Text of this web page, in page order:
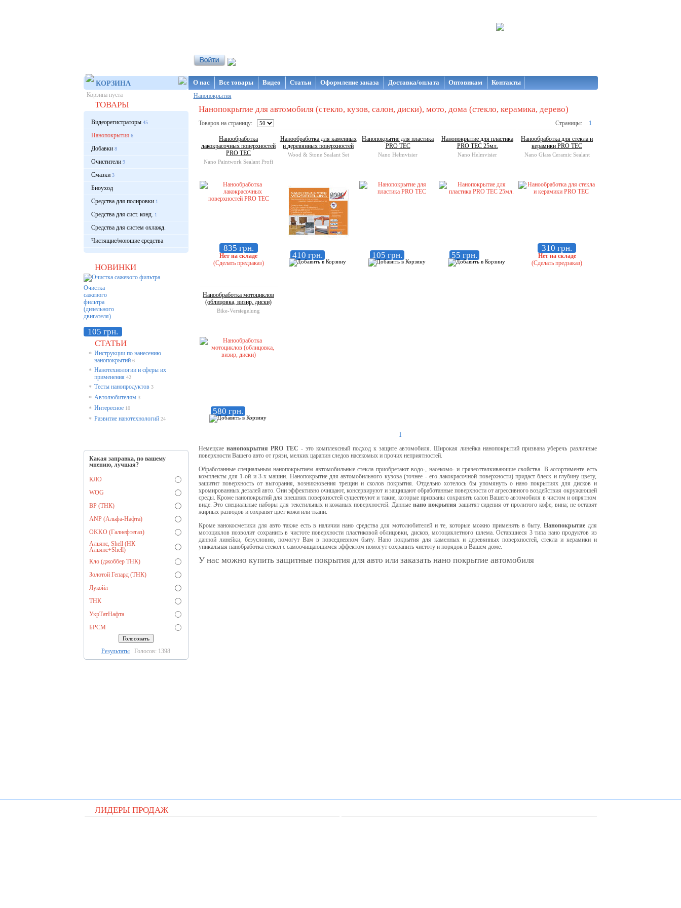
КОРЗИНА
Корзина пуста
ТОВАРЫ
Видеорегистраторы45
Нанопокрытия 6
Добавки8
Очистители9
Смазки3
Биоуход
Средства для полировки1
Средства для сист. конд. 1
Средства для систем охлажд.
Чистящие/моющие средства
НОВИНКИ
Очистка
сажевого
фильтра
(дизельного
двигателя)
105 грн.
СТАТЬИ
* Инструкции по нанесению
нанопокрытий 6
* Нанотехнологии и сферы их
применения 42
* Тесты нанопродуктов 3
* Автолюбителям 3
* Интересное 10
* Развитие нанотехнологий 24
Какая заправка, по вашему
мнению, лучшая?
КЛО
WOG
BP (ТНК)
ANP (Альфа-Нафта)
OKKO (Галнефтегаз)
Альянс, Shell (НК
Альянс+Shell)
Кло (джоббер ТНК)
Золотой Гепард (ТНК)
Лукойл
ТНК
УкрТатНафта
БРСМ
Результаты Голосов: 1398
О нас Все товары Видео Статьи Оформление заказа Доставка/оплата Оптовикам Контакты
Нанопокрытия
Нанопокрытие для автомобиля (стекло, кузов, салон, диски), мото, дома (стекло, керамика, дерево)
Товаров на страницу: Страницы: 1
Нанообработка
лакокрасочных поверхностей
PRO TEC
Nano Paintwork Sealant Profi
835 грн.
Нет на складе
(Сделать предзаказ)
Нанообработка для каменных
и деревянных поверхностей
Wood & Stone Sealant Set
410 грн.
Нанопокрытие для пластика
PRO TEC
Nano Helmvisier
105 грн.
Нанопокрытие для пластика
PRO TEC 25мл.
Nano Helmvisier
55 грн.
Нанообработка для стекла и
керамики PRO TEC
Nano Glass Ceramic Sealant
310 грн.
Нет на складе
(Сделать предзаказ)
Нанообработка мотоциклов
(облицовка, визир, диски)
Bike-Versiegelung
580 грн.
1
Немецкие нанопокрытия PRO TEC - это комплексный подход к защите автомобиля. Широкая линейка нанопокрытий призвана уберечь различные
поверхности Вашего авто от грязи, мелких царапин следов насекомых и прочих неприятностей.
Обработанные специальным нанопокрытием автомобильные стекла приобретают водо-, насекомо- и грязеотталкивающие свойства. В ассортименте есть
комплекты для 1-ой и 3-х машин. Нанопокрытие для автомобильного кузова (точнее - его лакокрасочной поверхности) придаст блеск и глубину цвету,
защитит поверхность от выгорания, возникновения трещин и сколов покрытия. Отдельно хотелось бы упомянуть о нано покрытиях для дисков и
хромированных деталей авто. Они эффективно очищают, консервируют и защищают обработанные поверхности от агрессивного воздействия окружающей
среды. Кроме нанопокрытий для внешних поверхностей существуют и такие, которые призваны сохранить салон Вашего автомобиля в чистом и опрятном
виде. Это специальные наборы для текстильных и кожаных поверхностей. Данные нано покрытия защитят сидения от пролитого кофе, вина; не оставят
жирных разводов и сохранят цвет кожи или ткани.
Кроме нанокосметики для авто также есть в наличии нано средства для мотолюбителей и те, которые можно применять в быту. Нанопокрытиедля
мотоциклов позволит сохранить в чистоте поверхности пластиковой облицовки, дисков, мотоциклетного шлема. Оставшиеся 3 типа нано продуктов из
данной линейки, безусловно, помогут Вам в повседневном быту. Нано покрытия для каменных и деревянных поверхностей, стекла и керамики и
уникальная нанобработка стекол с самоочищающимся эффектом помогут сохранить чистоту и порядок в Вашем доме.
У нас можно купить защитные покрытия для авто или заказать нано покрытие автомобиля
ЛИДЕРЫ ПРОДАЖ